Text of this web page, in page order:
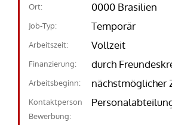
Ort: 0000 Brasilien
Job-Typ: Temporär
Arbeitszeit: Vollzeit
Finanzierung: durch
Arbeitsbeginn: nächstmöglicher
Kontaktperson
Bewerbung: